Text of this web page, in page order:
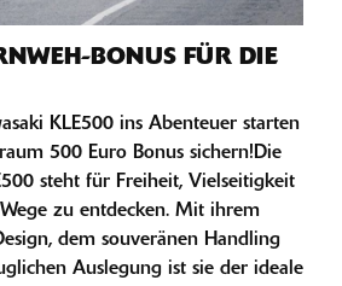
BONUS FÜR DIE
KLE500 ins Abenteuer starten
500 Euro Bonus sichern!Die
steht für Freiheit, Vielseitigkeit
zu entdecken. Mit ihrem
dem souveränen Handling
Auslegung ist sie der ideale